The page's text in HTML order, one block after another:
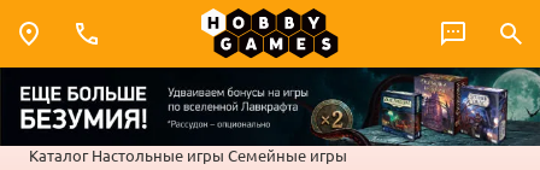
Каталог Настольные игры Семейные игры